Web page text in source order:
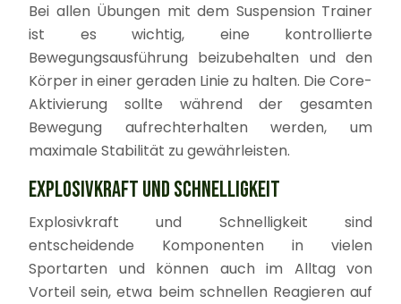
Bei allen Übungen mit dem Suspension Trainer
ist es wichtig, eine kontrollierte
Bewegungsausführung beizubehalten und den
Körper in einer geraden Linie zu halten. Die Core-
Aktivierung sollte während der gesamten
Bewegung aufrechterhalten werden, um
maximale Stabilität zu gewährleisten.
EXPLOSIVKRAFT UND SCHNELLIGKEIT
Explosivkraft und Schnelligkeit sind
entscheidende Komponenten in vielen
Sportarten und können auch im Alltag von
Vorteil sein, etwa beim schnellen Reagieren auf